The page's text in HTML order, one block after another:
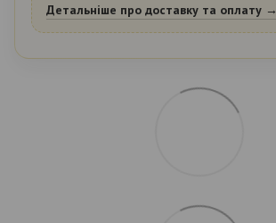
Детальніше про доставку та оплату →